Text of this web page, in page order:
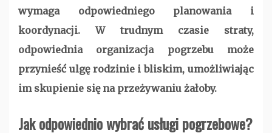
wymaga odpowiedniego planowania i
koordynacji. W trudnym czasie straty,
odpowiednia organizacja pogrzebu może
przynieść ulgę rodzinie i bliskim, umożliwiając
im skupienie się na przeżywaniu żałoby.
Jak odpowiednio wybrać usługi pogrzebowe?